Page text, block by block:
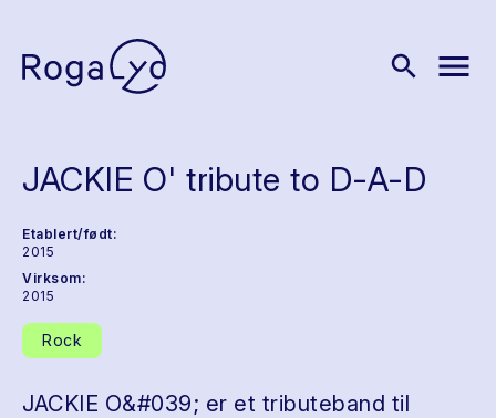
search menu
JACKIE O' tribute to D-A-D
Etablert/født:
2015
Virksom:
2015
Rock
JACKIE O&#039; er et tributeband til